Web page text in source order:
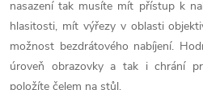
k
y
v
nasazení tak musíte mít přístup k
hlasitosti, mít výřezy v oblasti
možnost bezdrátového nabíjení.
úroveň obrazovky a tak i chrání
položíte čelem na stůl.